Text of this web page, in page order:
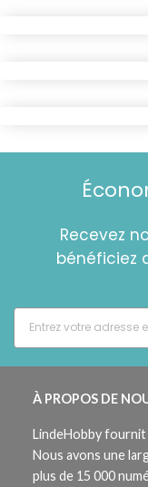
Recevez
bénéficiez
À PROPOS DE
LindeHobby fournit
Nous avons une
plus de 15 000